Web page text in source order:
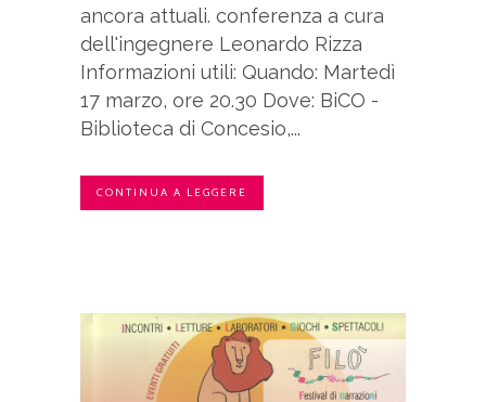
ancora attuali. conferenza a cura
dell'ingegnere Leonardo Rizza
Informazioni utili: Quando: Martedì
17 marzo, ore 20.30 Dove: BiCO -
Biblioteca di Concesio,...
CONTINUA A LEGGERE